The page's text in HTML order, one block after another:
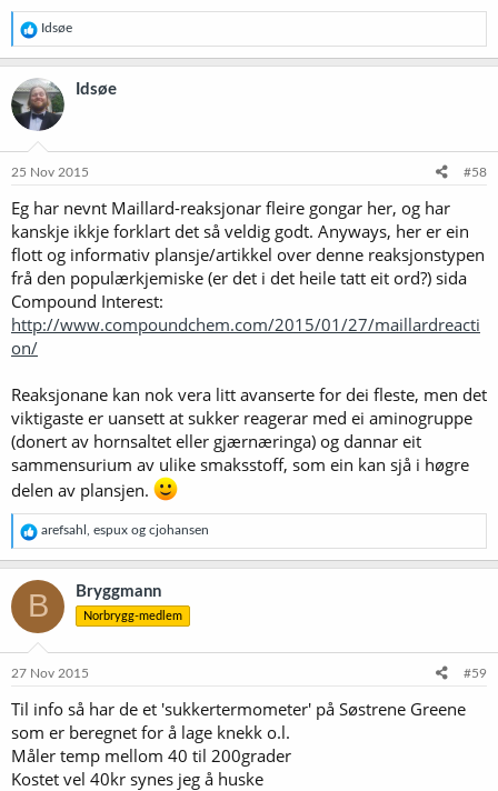
R
e
a
k
s
j
o
e
:
Idsøe
Idsøe
25 Nov 2015 #58
Eg har nevnt Maillard-reaksjonar fleire gongar her, og har
kanskje ikkje forklart det så veldig godt. Anyways, her er ein
flott og informativ plansje/artikkel over denne reaksjonstypen
frå den populærkjemiske (er det i det heile tatt eit ord?) sida
Compound Interest:
http://www.compoundchem.com/2015/01/27/maillardreacti
on/
Reaksjonane kan nok vera litt avanserte for dei fleste, men det
viktigaste er uansett at sukker reagerar med ei aminogruppe
(donert av hornsaltet eller gjærnæringa) og dannar eit
sammensurium av ulike smaksstoff, som ein kan sjå i høgre
delen av plansjen.
R
e
a
k
s
j
o
e
:
arefsahl espux og cjohansen
B Bryggmann
Norbrygg-medlem
27 Nov 2015 #59
Til info så har de et 'sukkertermometer' på Søstrene Greene
som er beregnet for å lage knekk o.l.
Måler temp mellom 40 til 200grader
Kostet vel 40kr synes jeg å huske